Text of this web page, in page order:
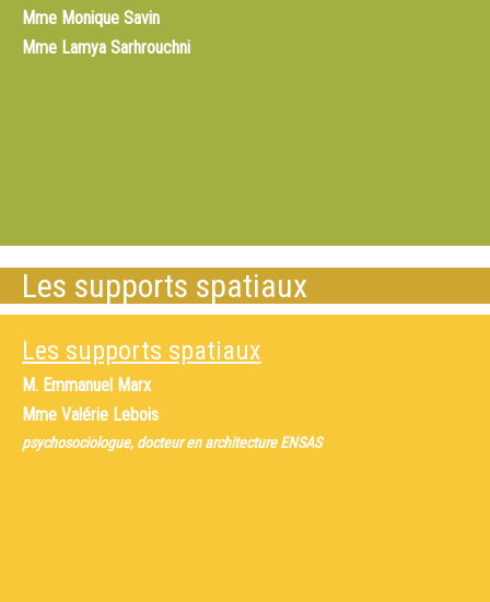
Mme Monique Savin
Mme Lamya Sarhrouchni
Les supports spatiaux
Les supports spatiaux
M. Emmanuel Marx
Mme Valérie Lebois
psychosociologue, docteur en architecture ENSAS